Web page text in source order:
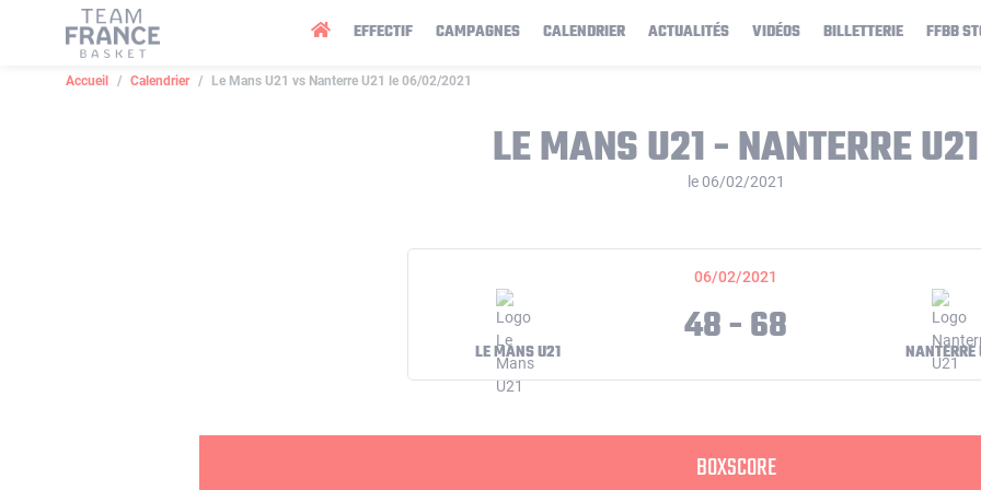
EFFECTIF CAMPAGNES CALENDRIER ACTUALITÉS VIDÉOS BILLETTERIE FFBB
Accueil Calendrier Le Mans U21 vs Nanterre U21 le 06/02/2021
LE MANS U21 - NANTERRE U21
le 06/02/2021
06/02/2021
LE MANS U21 48 - 68 NANTERRE
BOXSCORE
Panneau de gestion des cookies